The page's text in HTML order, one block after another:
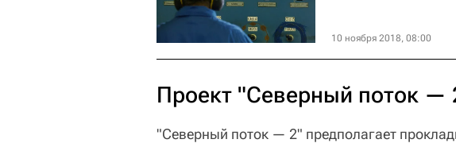
10 ноября 2018, 08:00
Проект "Северный поток —
"Северный поток — 2" предполагает